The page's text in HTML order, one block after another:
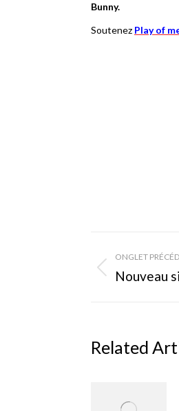
Bunny.
Soutenez Play of
de
ONGLET
Onglet
Nouveau
Related